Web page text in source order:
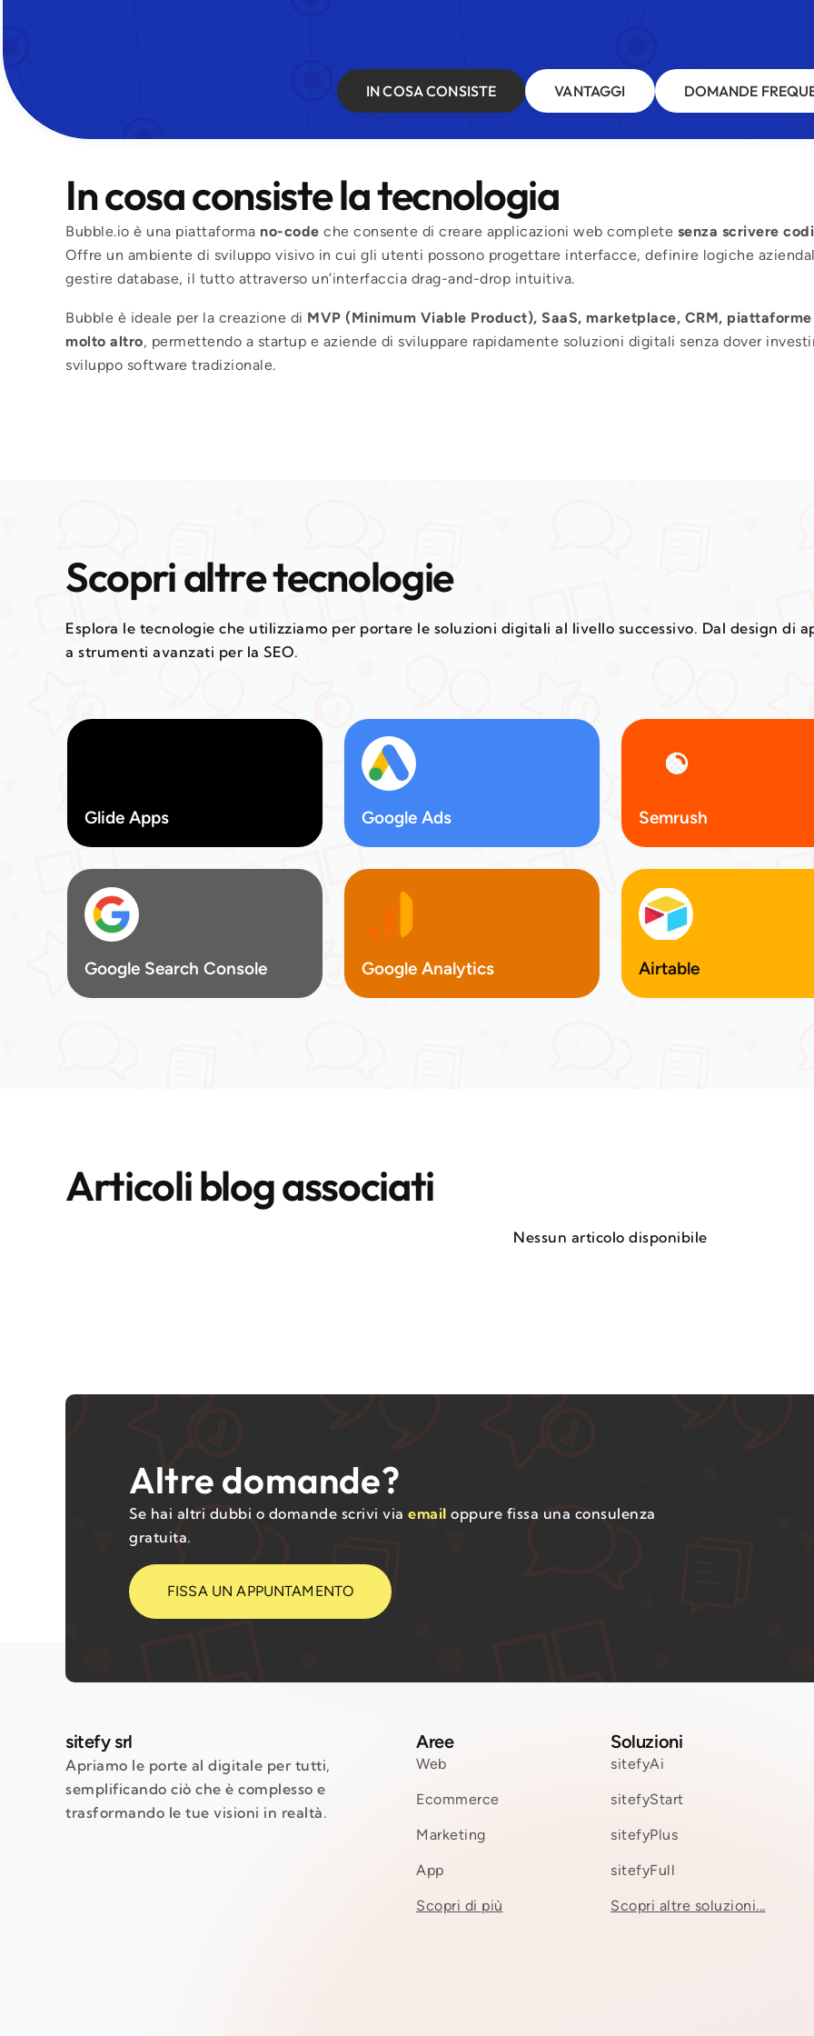
IN COSA CONSISTE VANTAGGI DOMANDE
In cosa consiste la tecnologia
Bubble.io è una piattaforma no-code che consente di creare applicazioni web complete senza scrivere
Offre un ambiente di sviluppo visivo in cui gli utenti possono progettare interfacce, definire logiche
gestire database, il tutto attraverso un’interfaccia drag-and-drop intuitiva.
Bubble è ideale per la creazione di MVP (Minimum Viable Product), SaaS, marketplace, CRM,
molto altro, permettendo a startup e aziende di sviluppare rapidamente soluzioni digitali senza dover
sviluppo software tradizionale.
Scopri altre tecnologie
Esplora le tecnologie che utilizziamo per portare le soluzioni digitali al livello successivo. Dal design di
a strumenti avanzati per la SEO.
Glide Apps Google Ads Semrush
Google Search Console Google Analytics Airtable
Articoli blog associati
Nessun articolo disponibile
Altre domande?
Se hai altri dubbi o domande scrivi via email oppure fissa una consulenza
gratuita.
FISSA UN APPUNTAMENTO
sitefy srl
Apriamo le porte al digitale per tutti,
semplificando ciò che è complesso e
trasformando le tue visioni in realtà.
Aree
Web
Ecommerce
Marketing
App
Scopri di più
Soluzioni
sitefyAi
sitefyStart
sitefyPlus
sitefyFull
Scopri altre soluzioni...